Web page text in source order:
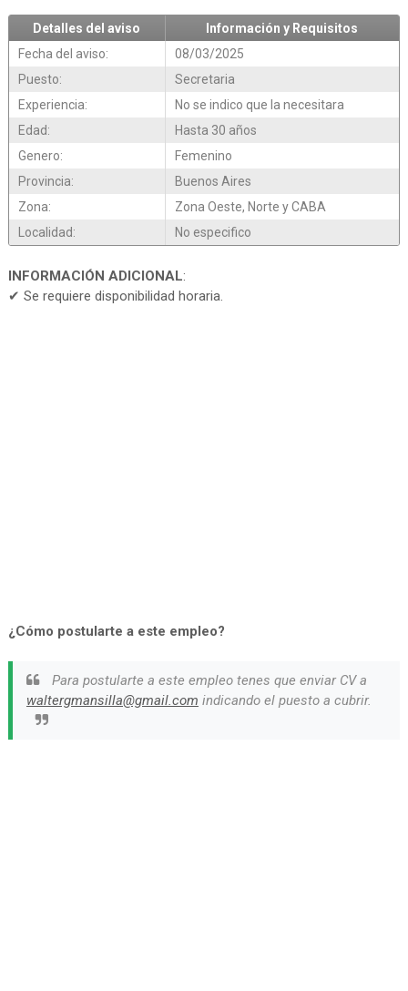
Detalles del aviso
Información y Requisitos
Fecha del aviso:
08/03/2025
Puesto:
Secretaria
Experiencia:
No se indico que la necesitara
Edad:
Hasta 30 años
Genero:
Femenino
Provincia:
Buenos Aires
Zona:
Zona Oeste, Norte y CABA
Localidad:
No especifico
INFORMACIÓN ADICIONAL:
✔ Se requiere disponibilidad horaria.
¿Cómo postularte a este empleo?
Para postularte a este empleo tenes que enviar CV a
waltergmansilla@gmail.com indicando el puesto a cubrir.